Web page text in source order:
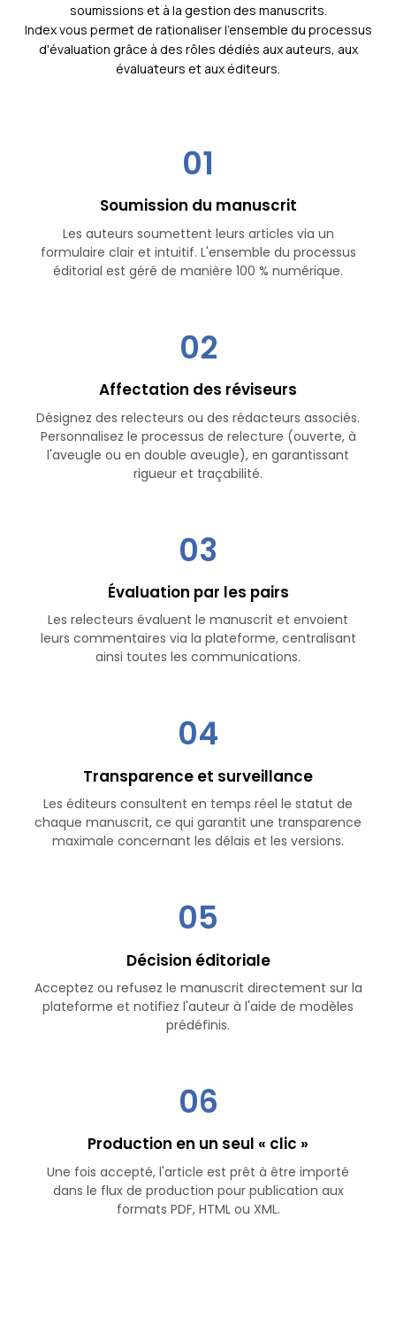
soumissions et à la gestion des manuscrits.
Index vous permet de rationaliser l'ensemble du processus
d'évaluation grâce à des rôles dédiés aux auteurs, aux
évaluateurs et aux éditeurs.
01
Soumission du manuscrit
Les auteurs soumettent leurs articles via un
formulaire clair et intuitif. L'ensemble du processus
éditorial est géré de manière 100 % numérique.
02
Affectation des réviseurs
Désignez des relecteurs ou des rédacteurs associés.
Personnalisez le processus de relecture (ouverte, à
l'aveugle ou en double aveugle), en garantissant
rigueur et traçabilité.
03
Évaluation par les pairs
Les relecteurs évaluent le manuscrit et envoient
leurs commentaires via la plateforme, centralisant
ainsi toutes les communications.
04
Transparence et surveillance
Les éditeurs consultent en temps réel le statut de
chaque manuscrit, ce qui garantit une transparence
maximale concernant les délais et les versions.
05
Décision éditoriale
Acceptez ou refusez le manuscrit directement sur la
plateforme et notifiez l'auteur à l'aide de modèles
prédéfinis.
06
Production en un seul « clic »
Une fois accepté, l'article est prêt à être importé
dans le flux de production pour publication aux
formats PDF, HTML ou XML.